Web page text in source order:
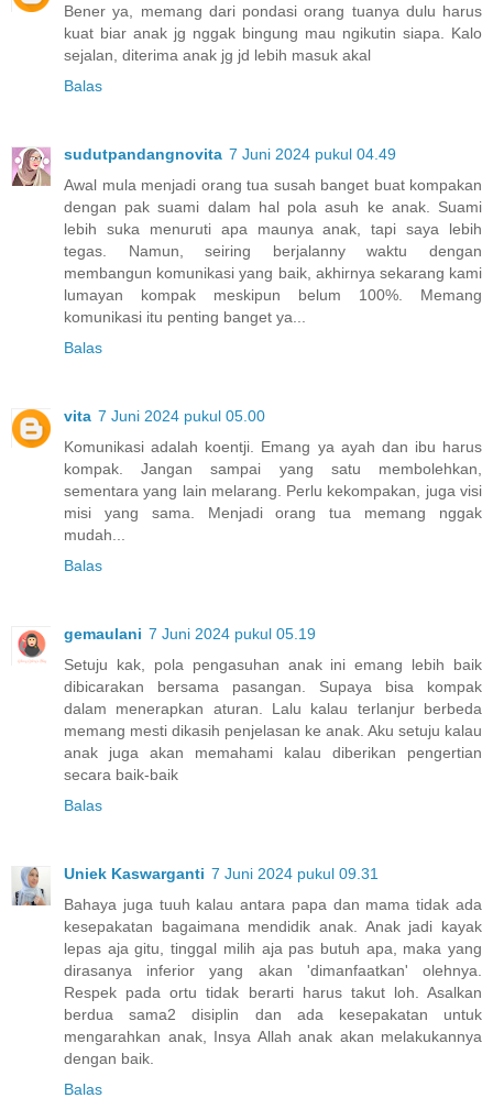
Bener ya, memang dari pondasi orang tuanya dulu harus
kuat biar anak jg nggak bingung mau ngikutin siapa. Kalo
sejalan, diterima anak jg jd lebih masuk akal
Balas
sudutpandangnovita 7 Juni 2024 pukul 04.49
Awal mula menjadi orang tua susah banget buat kompakan
dengan pak suami dalam hal pola asuh ke anak. Suami
lebih suka menuruti apa maunya anak, tapi saya lebih
tegas. Namun, seiring berjalanny waktu dengan
membangun komunikasi yang baik, akhirnya sekarang kami
lumayan kompak meskipun belum 100%. Memang
komunikasi itu penting banget ya...
Balas
vita 7 Juni 2024 pukul 05.00
Komunikasi adalah koentji. Emang ya ayah dan ibu harus
kompak. Jangan sampai yang satu membolehkan,
sementara yang lain melarang. Perlu kekompakan, juga visi
misi yang sama. Menjadi orang tua memang nggak
mudah...
Balas
gemaulani 7 Juni 2024 pukul 05.19
Setuju kak, pola pengasuhan anak ini emang lebih baik
dibicarakan bersama pasangan. Supaya bisa kompak
dalam menerapkan aturan. Lalu kalau terlanjur berbeda
memang mesti dikasih penjelasan ke anak. Aku setuju kalau
anak juga akan memahami kalau diberikan pengertian
secara baik-baik
Balas
Uniek Kaswarganti 7 Juni 2024 pukul 09.31
Bahaya juga tuuh kalau antara papa dan mama tidak ada
kesepakatan bagaimana mendidik anak. Anak jadi kayak
lepas aja gitu, tinggal milih aja pas butuh apa, maka yang
dirasanya inferior yang akan 'dimanfaatkan' olehnya.
Respek pada ortu tidak berarti harus takut loh. Asalkan
berdua sama2 disiplin dan ada kesepakatan untuk
mengarahkan anak, Insya Allah anak akan melakukannya
dengan baik.
Balas